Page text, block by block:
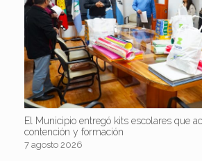
El Municipio entregó kits escolares que
contención y formación
7 agosto 2026